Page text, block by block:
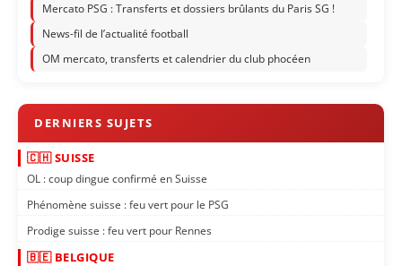
Mercato PSG : Transferts et dossiers brûlants du Paris SG !
News-fil de l’actualité football
OM mercato, transferts et calendrier du club phocéen
🇨🇭 SUISSE
OL : coup dingue confirmé en Suisse
Phénomène suisse : feu vert pour le PSG
Prodige suisse : feu vert pour Rennes
🇧🇪 BELGIQUE